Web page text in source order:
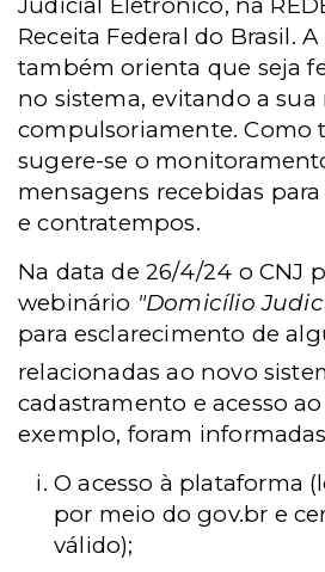
Receita Federal do Brasil.
também orienta que seja
no sistema, evitando a sua
compulsoriamente. Como
sugere-se o
mensagens recebidas
e contratempos.
Na data de 26/4/24 o CNJ
webinário "Domicílio
para esclarecimento de
relacionadas ao novo
cadastramento e acesso
exemplo, foram
O acesso à plataforma
por meio do gov.br e
válido);